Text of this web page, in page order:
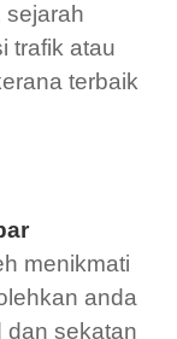
sejarah
trafik atau
terbaik
menikmati
anda
dan sekatan